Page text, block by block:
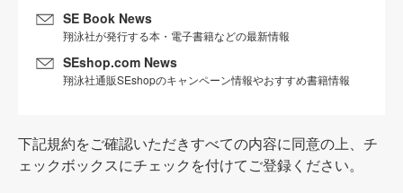
SE Book News
翔泳社が発行する本・電子書籍などの最新情報
SEshop.com News
翔泳社通販SEshopのキャンペーン情報やおすすめ書籍情報
下記規約をご確認いただきすべての内容に同意の上、チ
ェックボックスにチェックを付けてご登録ください。